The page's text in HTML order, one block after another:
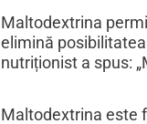
Maltodextrina
elimină
nutriționist a spus:
Maltodextrina este